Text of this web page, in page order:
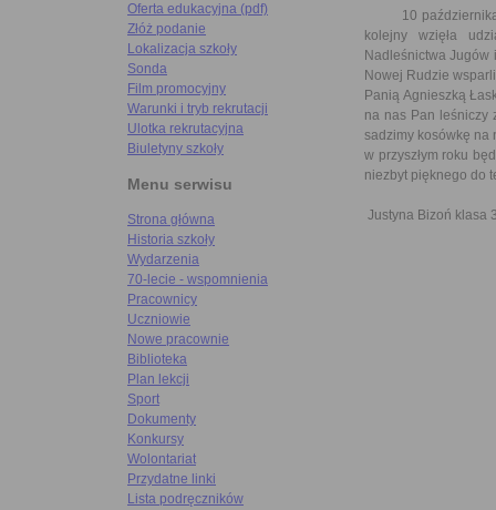
Oferta edukacyjna (pdf)
Złóż podanie
Lokalizacja szkoły
Sonda
Film promocyjny
Warunki i tryb rekrutacji
Ulotka rekrutacyjna
Biuletyny szkoły
Menu serwisu
Strona główna
Historia szkoły
Wydarzenia
70-lecie - wspomnienia
Pracownicy
Uczniowie
Nowe pracownie
Biblioteka
Plan lekcji
Sport
Dokumenty
Konkursy
Wolontariat
Przydatne linki
Lista podręczników
10 października
kolejny wzięła
Nadleśnictwa Jugów
Nowej Rudzie
Panią Agnieszką
na nas Pan leśniczy
sadzimy kosówkę na
w przyszłym roku
niezbyt pięknego do
Justyna Bizoń klasa